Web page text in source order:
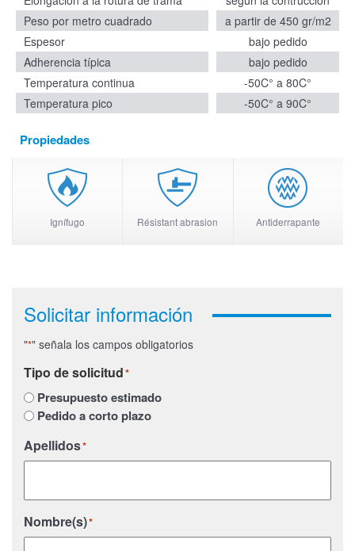
Peso por metro cuadrado
a partir de 450 gr/m2
Espesor
bajo pedido
Adherencia típica
bajo pedido
Temperatura continua
-50C° a 80C°
Temperatura pico
-50C° a 90C°
Propiedades
Ignífugo Résistant abrasion Antiderrapante
Solicitar información
"*" señala los campos obligatorios
Tipo de solicitud*
Presupuesto estimado
Pedido a corto plazo
Apellidos*
Nombre(s)*